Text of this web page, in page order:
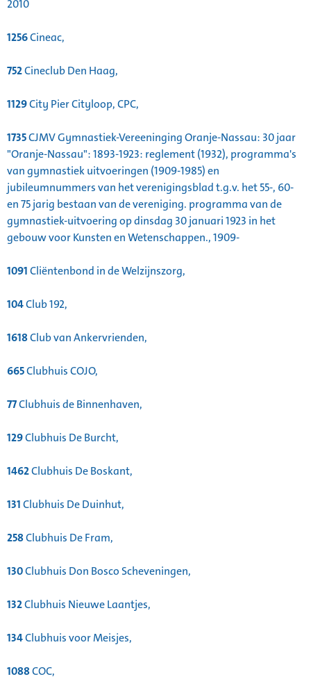
2010
1256Cineac,
752Cineclub Den Haag,
1129City Pier Cityloop, CPC,
1735CJMV Gymnastiek-Vereeninging Oranje-Nassau: 30 jaar
"Oranje-Nassau": 1893-1923: reglement (1932), programma's
van gymnastiek uitvoeringen (1909-1985) en
jubileumnummers van het verenigingsblad t.g.v. het 55-, 60-
en 75 jarig bestaan van de vereniging. programma van de
gymnastiek-uitvoering op dinsdag 30 januari 1923 in het
gebouw voor Kunsten en Wetenschappen., 1909-
1091Cliëntenbond in de Welzijnszorg,
104Club 192,
1618Club van Ankervrienden,
665Clubhuis COJO,
77Clubhuis de Binnenhaven,
129Clubhuis De Burcht,
1462Clubhuis De Boskant,
131Clubhuis De Duinhut,
258Clubhuis De Fram,
130Clubhuis Don Bosco Scheveningen,
132Clubhuis Nieuwe Laantjes,
134Clubhuis voor Meisjes,
1088COC,